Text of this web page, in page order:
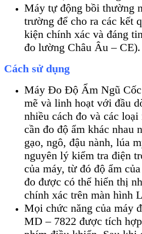
Máy tự động bồi thường
trường để cho ra các kết
kiện chính xác và đáng
đo lường Châu Âu – CE).
Cách sử dụng
Máy Đo Độ Ẩm Ngũ
mẽ và linh hoạt với đầu
nhiều cách đo và các
cần đo độ ẩm khác nhau
gạo, ngô, đậu nành, lúa
nguyên lý kiểm tra điện
của máy, từ đó độ ẩm
đo được có thể hiển thị
chính xác trên màn hình
Mọi chức năng của máy
MD – 7822 được tích